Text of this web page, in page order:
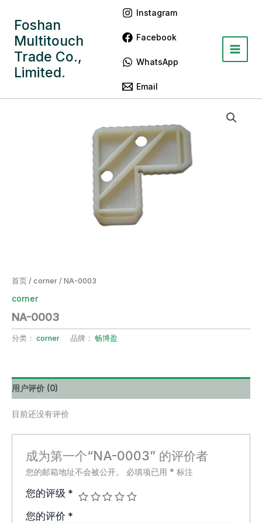
Foshan
Multitouch
Trade Co.,
Limited.
Instagram
Facebook
WhatsApp
Email
首页 / corner / NA-0003
corner
NA-0003
分类： corner 品牌： 畅博盈
用户评价 (0)
目前还没有评价
成为第一个“NA-0003” 的评价者
您的邮箱地址不会被公开。 必填项已用 * 标注
您的评级 *
您的评价 *